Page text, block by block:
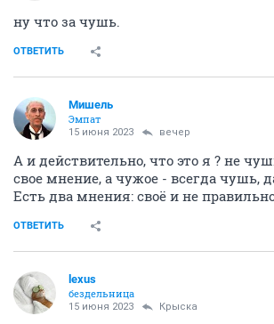
ну что за чушь.
ОТВЕТИТЬ
Мишель
Эмпат
15 июня 2023 вечер
А и действительно, что это я ? не
свое мнение, а чужое - всегда чушь,
Есть два мнения: своё и не
ОТВЕТИТЬ
lexus
бездельница
15 июня 2023 Крыска